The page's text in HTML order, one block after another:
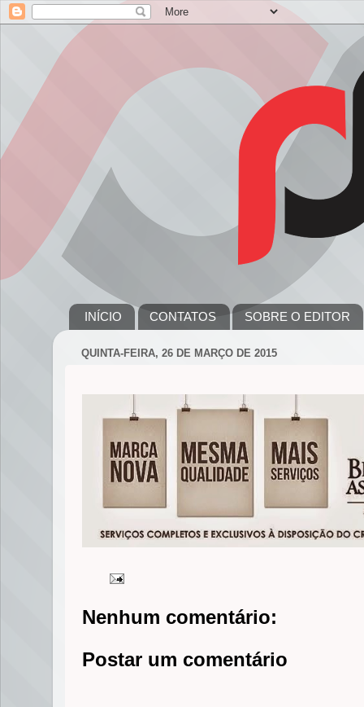
INÍCIO CONTATOS SOBRE O EDITOR
QUINTA-FEIRA, 26 DE MARÇO DE 2015
Nenhum comentário:
Postar um comentário